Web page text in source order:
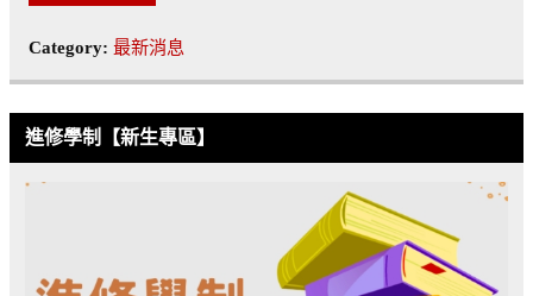
Category: 最新消息
進修學制【新生專區】